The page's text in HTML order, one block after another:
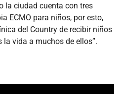
la ciudad cuenta con tres
ECMO para niños, por esto,
del Country de recibir niños
vida a muchos de ellos”.